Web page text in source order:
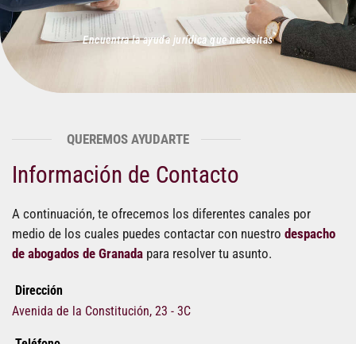
Encuentra la ayuda jurídica que necesitas
QUEREMOS AYUDARTE
Información de Contacto
A continuación, te ofrecemos los diferentes canales por
medio de los cuales puedes contactar con nuestro despacho
de abogados de Granada para resolver tu asunto.
Dirección
Avenida de la Constitución, 23 - 3C